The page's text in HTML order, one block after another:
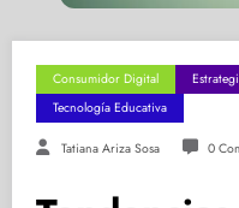
Consumidor Digital
Tecnología Educativa
Tatiana Ariza Sosa 0